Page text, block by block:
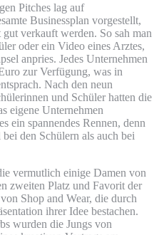
Pitches lag auf
Businessplan vorgestellt,
verkauft werden. So sah man
oder ein Video eines Arztes,
anpries. Jedes Unternehmen
zur Verfügung, was in
Nach den neun
und Schüler hatten die
eigene Unternehmen
ein spannendes Rennen, denn
den Schülern als auch bei
vermutlich einige Damen von
zweiten Platz und Favorit der
Shop and Wear, die durch
ihrer Idee bestachen.
wurden die Jungs von